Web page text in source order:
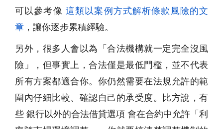
可以參考像 這類以案例方式解析條款風險的文
章 ，讓你逐步累積經驗。
另外，很多人會以為「合法機構就一定完全沒風
險」，但事實上，合法僅是最低門檻，並不代表
所有方案都適合你。你仍然需要在法規允許的範
圍內仔細比較、確認自己的承受度。比方說，有
些 銀行以外的合法借貸選項 會在合約中允許「利